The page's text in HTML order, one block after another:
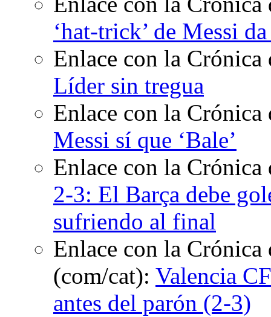
‘hat-trick’ de Messi
Enlace con la
Líder sin tregua
Enlace con la
Messi sí que ‘Bale’
Enlace con la
2-3: El Barça debe
sufriendo al final
Enlace con la Crónica
(com/cat): Valencia
antes del parón (2-3)